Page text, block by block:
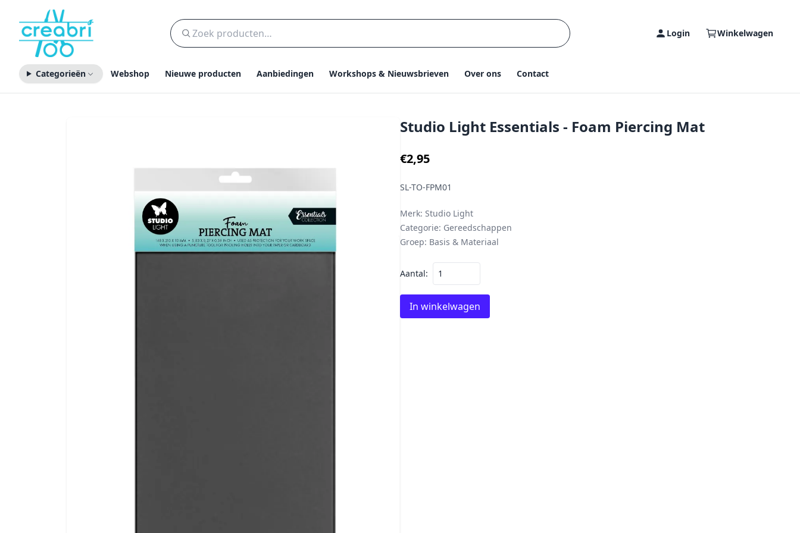
Login Winkelwagen
Categorieën Webshop Nieuwe producten Aanbiedingen Workshops & Nieuwsbrieven Over ons Contact
Studio Light Essentials - Foam Piercing Mat
€2,95
SL-TO-FPM01
Merk: Studio Light
Categorie: Gereedschappen
Groep: Basis & Materiaal
Aantal:
In winkelwagen